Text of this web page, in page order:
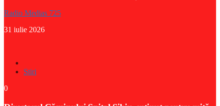
Radio Medias 725
31 iulie 2026
Stiri
0